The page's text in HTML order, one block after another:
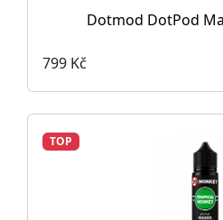
Dotmod DotPod
799 Kč
TOP